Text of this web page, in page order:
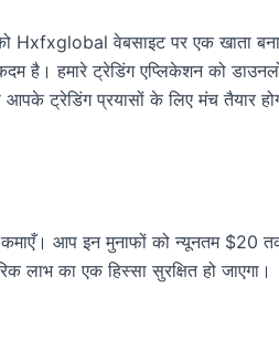
Hxfxglobal वेबसाइट पर एक खाता
है। हमारे ट्रेडिंग एप्लिकेशन को
ट्रेडिंग प्रयासों के लिए मंच तैयार
आप इन मुनाफों को न्यूनतम $20
का एक हिस्सा सुरक्षित हो जाएगा।